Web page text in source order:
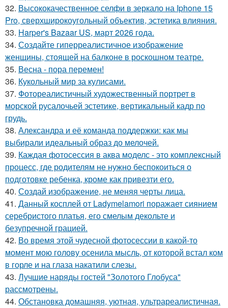
32. Высококачественное селфи в зеркало на Iphone 15
Pro, сверхширокоугольный объектив, эстетика влияния.
33. Harper's Bazaar US, март 2026 года.
34. Создайте гиперреалистичное изображение
женщины, стоящей на балконе в роскошном театре.
35. Весна - пора перемен!
36. Кукольный мир за кулисами.
37. Фотореалистичный художественный портрет в
морской русалочьей эстетике, вертикальный кадр по
грудь.
38. Александра и её команда поддержки: как мы
выбирали идеальный образ до мелочей.
39. Каждая фотосессия в аква моделс - это комплексный
процесс, где родителям не нужно беспокоиться о
подготовке ребенка, кроме как привезти его.
40. Создай изображение, не меняя черты лица.
41. Данный косплей от Ladymelamori поражает сиянием
серебристого платья, его смелым декольте и
безупречной грацией.
42. Во время этой чудесной фотосессии в какой-то
момент мою голову осенила мысль, от которой встал ком
в горле и на глаза накатили слезы.
43. Лучшие наряды гостей "Золотого Глобуса"
рассмотрены.
44. Обстановка домашняя, уютная, ультрареалистичная.